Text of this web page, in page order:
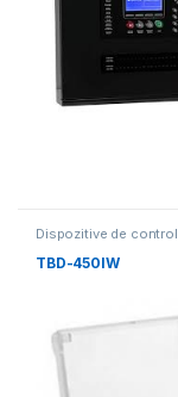
Dispozitive de control
TBD-450IW